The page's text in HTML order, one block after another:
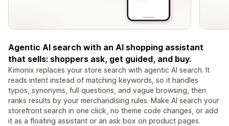
Agentic AI search with an AI shopping assistant
that sells: shoppers ask, get guided, and buy.
Kimonix replaces your store search with agentic AI search. It
reads intent instead of matching keywords, so it handles
typos, synonyms, full questions, and vague browsing, then
ranks results by your merchandising rules. Make AI search your
storefront search in one click, no theme code changes, or add
it as a floating assistant or an ask box on product pages.